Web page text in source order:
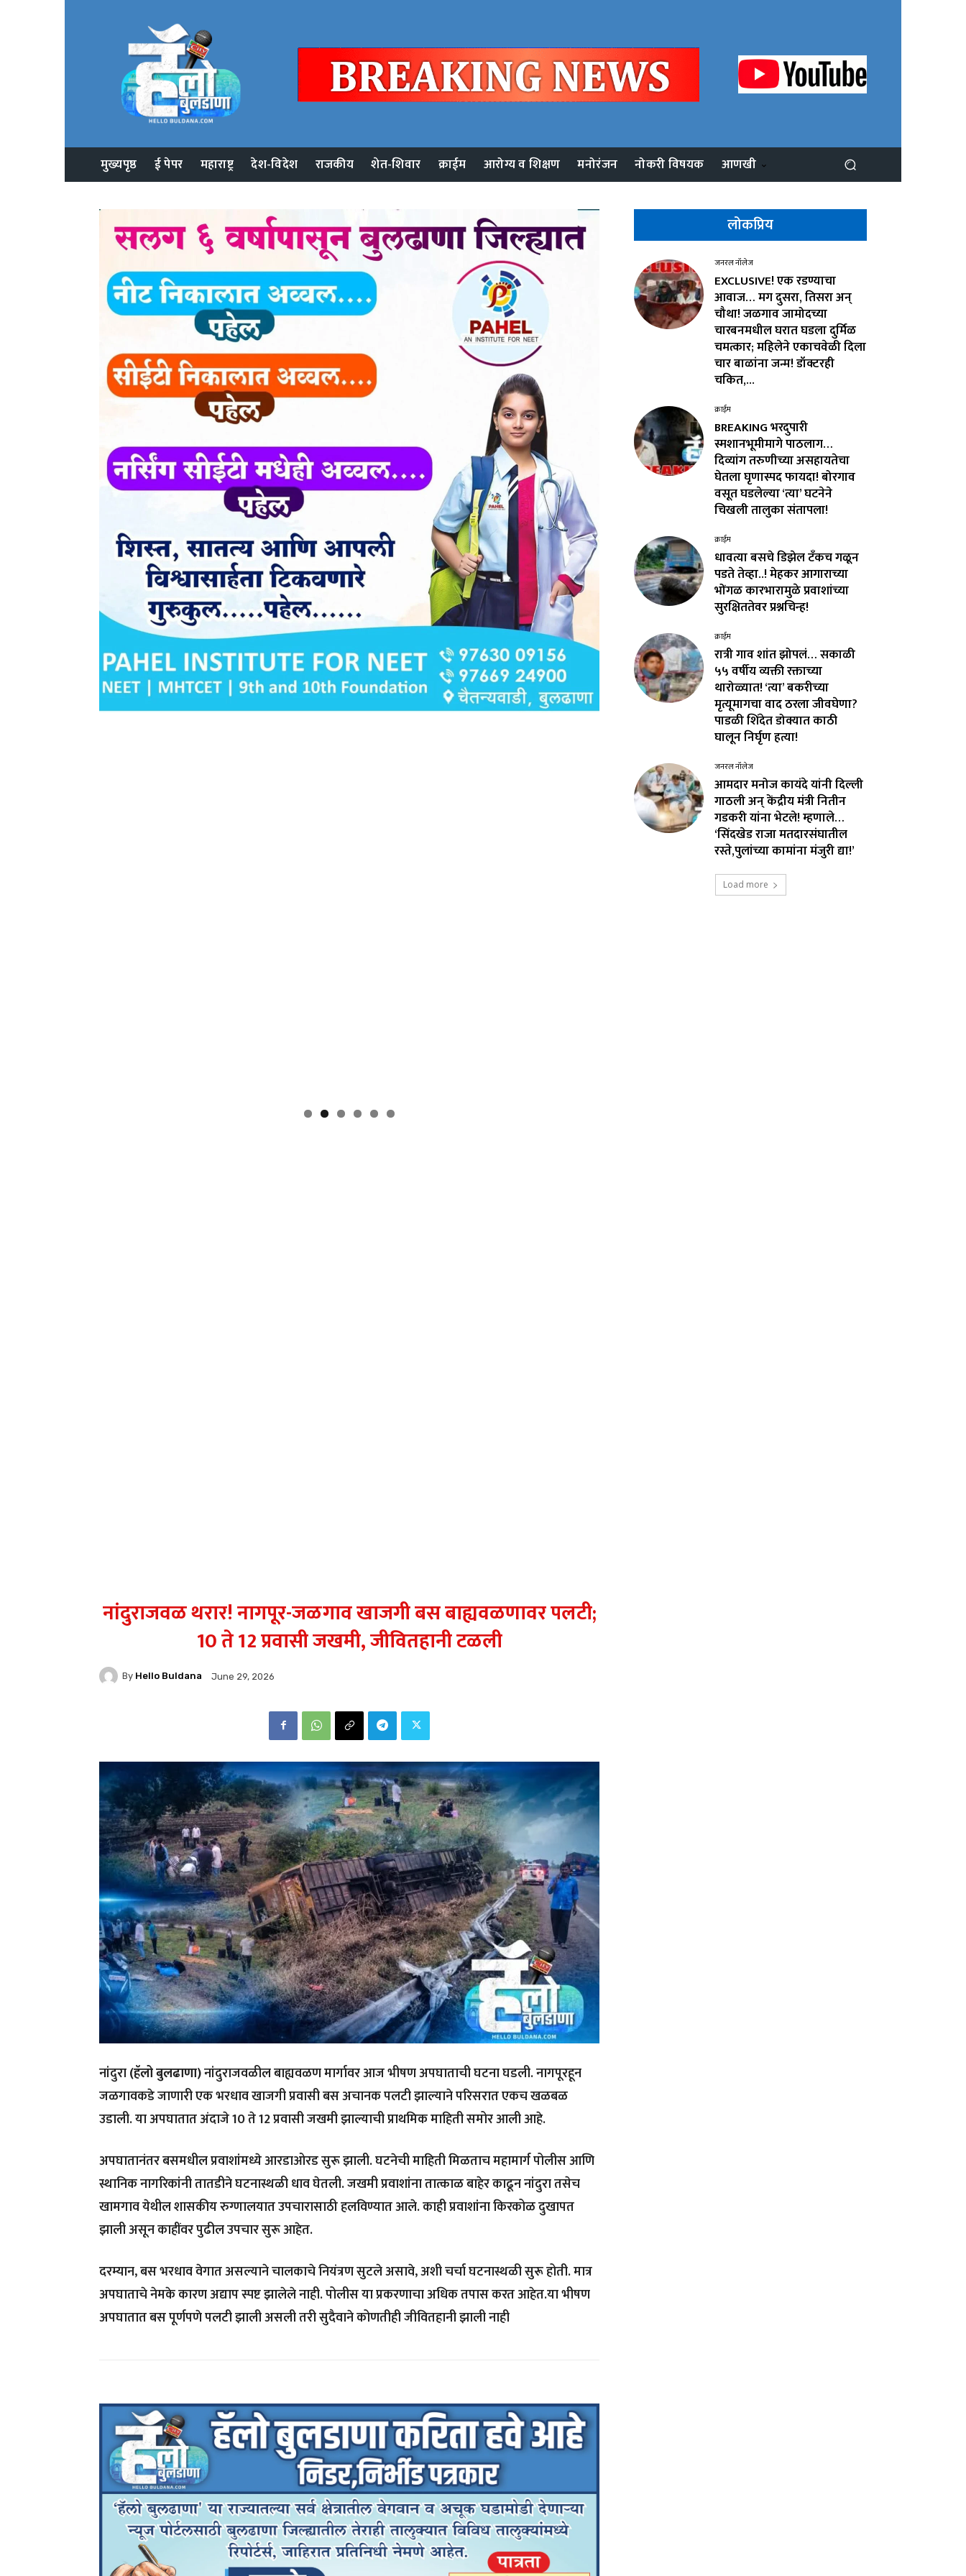
मुख्यपृष्ठ ई पेपर महाराष्ट्र देश-विदेश राजकीय शेत-शिवार क्राईम आरोग्य व शिक्षण मनोरंजन नोकरी विषयक आणखी
नांदुराजवळ थरार! नागपूर-जळगाव खाजगी बस बाह्यवळणावर पलटी;
10 ते 12 प्रवासी जखमी, जीवितहानी टळली
By Hello Buldana June 29, 2026
नांदुरा(हॅलो बुलढाणा)नांदुराजवळील बाह्यवळण मार्गावर आज भीषण अपघाताची घटना घडली. नागपूरहून
जळगावकडे जाणारी एक भरधाव खाजगी प्रवासी बस अचानक पलटी झाल्याने परिसरात एकच खळबळ
उडाली. या अपघातात अंदाजे 10 ते 12 प्रवासी जखमी झाल्याची प्राथमिक माहिती समोर आली आहे.
अपघातानंतर बसमधील प्रवाशांमध्ये आरडाओरड सुरू झाली. घटनेची माहिती मिळताच महामार्ग पोलीस आणि
स्थानिक नागरिकांनी तातडीने घटनास्थळी धाव घेतली. जखमी प्रवाशांना तात्काळ बाहेर काढून नांदुरा तसेच
खामगाव येथील शासकीय रुग्णालयात उपचारासाठी हलविण्यात आले. काही प्रवाशांना किरकोळ दुखापत
झाली असून काहींवर पुढील उपचार सुरू आहेत.
दरम्यान, बस भरधाव वेगात असल्याने चालकाचे नियंत्रण सुटले असावे, अशी चर्चा घटनास्थळी सुरू होती. मात्र
अपघाताचे नेमके कारण अद्याप स्पष्ट झालेले नाही. पोलीस या प्रकरणाचा अधिक तपास करत आहेत.या भीषण
अपघातात बस पूर्णपणे पलटी झाली असली तरी सुदैवाने कोणतीही जीवितहानी झाली नाही
लोकप्रिय
जनरल नॉलेज
EXCLUSIVE! एक रडण्याचा
आवाज… मग दुसरा, तिसरा अन्
चौथा! जळगाव जामोदच्या
चारबनमधील घरात घडला दुर्मिळ
चमत्कार; महिलेने एकाचवेळी दिला
चार बाळांना जन्म! डॉक्टरही
चकित,...
क्राईम
BREAKING भरदुपारी
स्मशानभूमीमागे पाठलाग…
दिव्यांग तरुणीच्या असहायतेचा
घेतला घृणास्पद फायदा! बोरगाव
वसूत घडलेल्या ‘त्या’ घटनेने
चिखली तालुका संतापला!
क्राईम
धावत्या बसचे डिझेल टँकच गळून
पडते तेव्हा..! मेहकर आगाराच्या
भोंगळ कारभारामुळे प्रवाशांच्या
सुरक्षिततेवर प्रश्नचिन्ह!
क्राईम
रात्री गाव शांत झोपलं… सकाळी
५५ वर्षीय व्यक्ती रक्ताच्या
थारोळ्यात! ‘त्या’ बकरीच्या
मृत्यूमागचा वाद ठरला जीवघेणा?
पाडळी शिंदेत डोक्यात काठी
घालून निर्घृण हत्या!
जनरल नॉलेज
आमदार मनोज कायंदे यांनी दिल्ली
गाठली अन् केंद्रीय मंत्री नितीन
गडकरी यांना भेटले! म्हणाले…
‘सिंदखेड राजा मतदारसंघातील
रस्ते,पुलांच्या कामांना मंजुरी द्या!’
Load more